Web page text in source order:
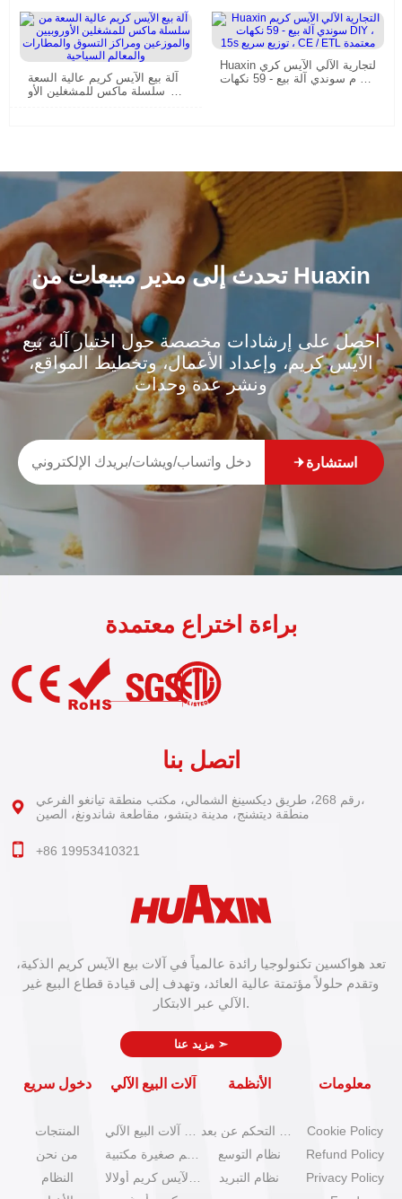
آلة بيع الآيس كريم عالية السعة
من سلسلة ماكس للمشغلين الأو
Huaxin التجارية الآلي الآيس كري
م سوندي آلة بيع - 59 نكهات DI
تحدث إلى مدير مبيعات من Huaxin
احصل على إرشادات مخصصة حول اختيار آلة بيع
الآيس كريم، وإعداد الأعمال، وتخطيط المواقع،
ونشر عدة وحدات
استشارة
تعد هواكسين تكنولوجيا رائدة عالمياً في آلات بيع الآيس كريم الذكية،
وتقدم حلولاً مؤتمتة عالية العائد، وتهدف إلى قيادة قطاع البيع غير
الآلي عبر الابتكار.
➣
دخول سريع
المنتجات
من نحن
النظام
آلات البيع الآلي الأنظمة
نظام التوسع
نظام التبريد
معلومات
Cookie Policy
Refund Policy
Privacy Policy
براءة اختراع معتمدة
اتصل بنا
رقم 268، طريق ديكسينغ الشمالي، مكتب منطقة تيانغو الفرعي،
منطقة ديتشنج، مدينة ديتشو، مقاطعة شاندونغ، الصين
+86 19953410321